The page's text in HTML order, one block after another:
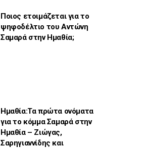
Ποιος ετοιμάζεται για το
ψηφοδέλτιο του Αντώνη
Σαμαρά στην Ημαθία;
Ημαθία:Τα πρώτα ονόματα
για το κόμμα Σαμαρά στην
Ημαθία – Ζιώγας,
Σαρηγιαννίδης και